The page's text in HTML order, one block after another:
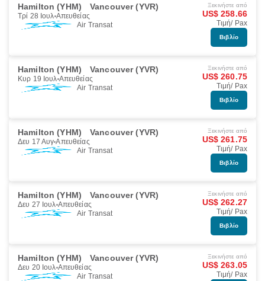
Hamilton (YHM) Vancouver (YVR)
Τρί 28 Ιουλ Απευθείας
Air Transat
Ξεκινήστε από
US$ 258.66
Τιμή/ Pax
Βιβλίο
Hamilton (YHM) Vancouver (YVR)
Κυρ 19 Ιουλ Απευθείας
Air Transat
Ξεκινήστε από
US$ 260.75
Τιμή/ Pax
Βιβλίο
Hamilton (YHM) Vancouver (YVR)
Δευ 17 Αυγ Απευθείας
Air Transat
Ξεκινήστε από
US$ 261.75
Τιμή/ Pax
Βιβλίο
Hamilton (YHM) Vancouver (YVR)
Δευ 27 Ιουλ Απευθείας
Air Transat
Ξεκινήστε από
US$ 262.27
Τιμή/ Pax
Βιβλίο
Hamilton (YHM) Vancouver (YVR)
Δευ 20 Ιουλ Απευθείας
Air Transat
Ξεκινήστε από
US$ 263.05
Τιμή/ Pax